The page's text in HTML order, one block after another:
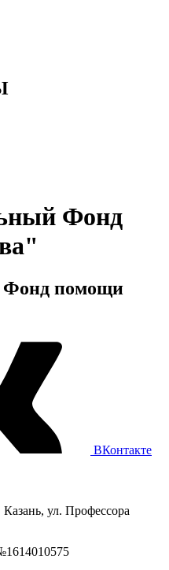
Фонд
Фонд помощи
ВКонтакте
Казань, ул. Профессора